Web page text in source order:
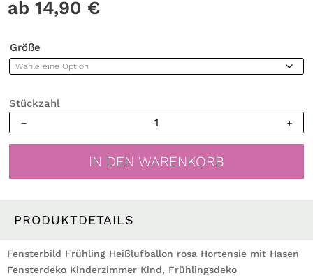
14,90 €
Größe
Stückzahl
Frühling
Hasen
Kinderzimmer
Kind
IN DEN WARENKORB
PRODUKTDETAILS
Fensterbild Frühling Heißlufballon rosa Hortensie mit Hasen
Fensterdeko Kinderzimmer Kind, Frühlingsdeko